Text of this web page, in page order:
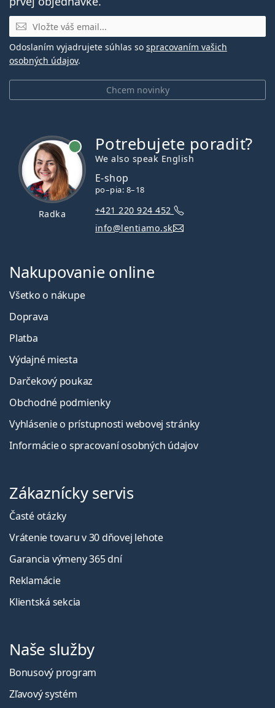
E-mail
Chcem novinky
Odoslaním vyjadrujete súhlas so spracovaním vašich
osobných údajov.
Radka
Potrebujete poradiť?
We also speak English
E-shop
po–pia: 8–18
+421 220 924 452
info@lentiamo.sk
Nakupovanie online
Všetko o nákupe
Doprava
Platba
Výdajné miesta
Darčekový poukaz
Obchodné podmienky
Vyhlásenie o prístupnosti webovej stránky
Informácie o spracovaní osobných údajov
Zákaznícky servis
Časté otázky
Vrátenie tovaru v 30 dňovej lehote
Garancia výmeny 365 dní
Reklamácie
Klientská sekcia
Naše služby
Bonusový program
Zľavový systém